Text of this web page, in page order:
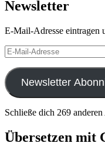
Newsletter
E-Mail-Adresse eintragen
E-
Mail-
Adresse
Newsletter
Schließe dich 269
Übersetzen mit